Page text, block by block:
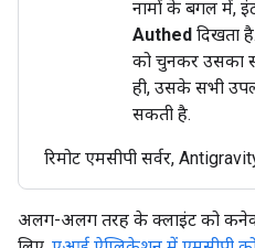
नामों के बगल में,
Authed दिखता
को चुनकर उसका
ही, उसके सभी
सकती है.
रिमोट एमसीपी सर्वर,
अलग-अलग तरह के क्लाइंट को